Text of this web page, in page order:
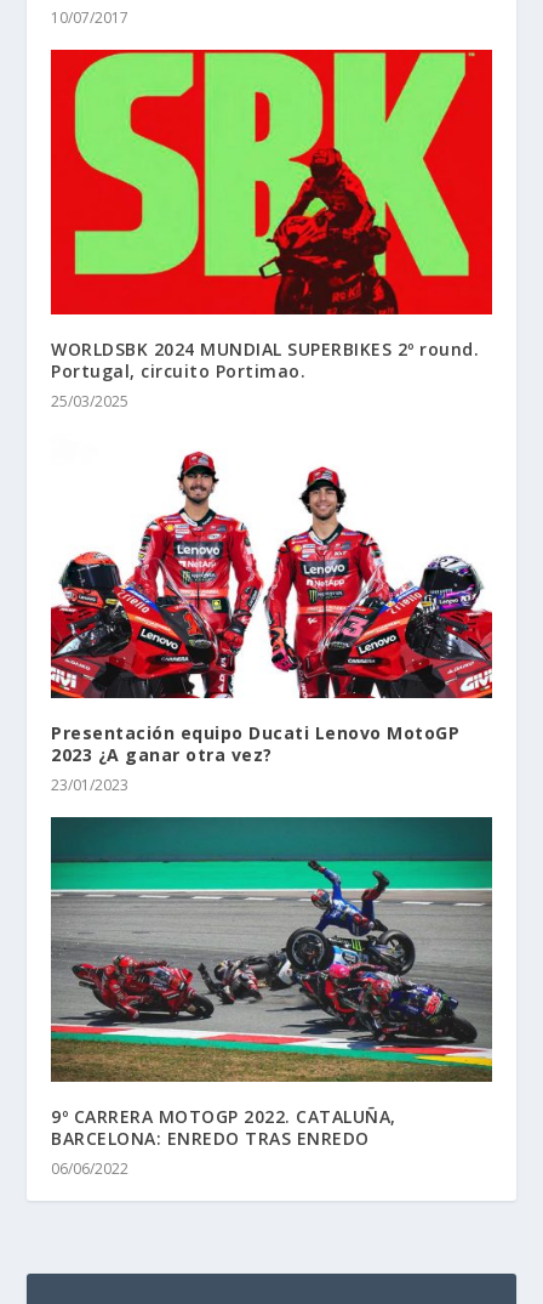
10/07/2017
WORLDSBK 2024 MUNDIAL SUPERBIKES 2º round.
Portugal, circuito Portimao.
25/03/2025
Presentación equipo Ducati Lenovo MotoGP
2023 ¿A ganar otra vez?
23/01/2023
9º CARRERA MOTOGP 2022. CATALUÑA,
BARCELONA: ENREDO TRAS ENREDO
06/06/2022